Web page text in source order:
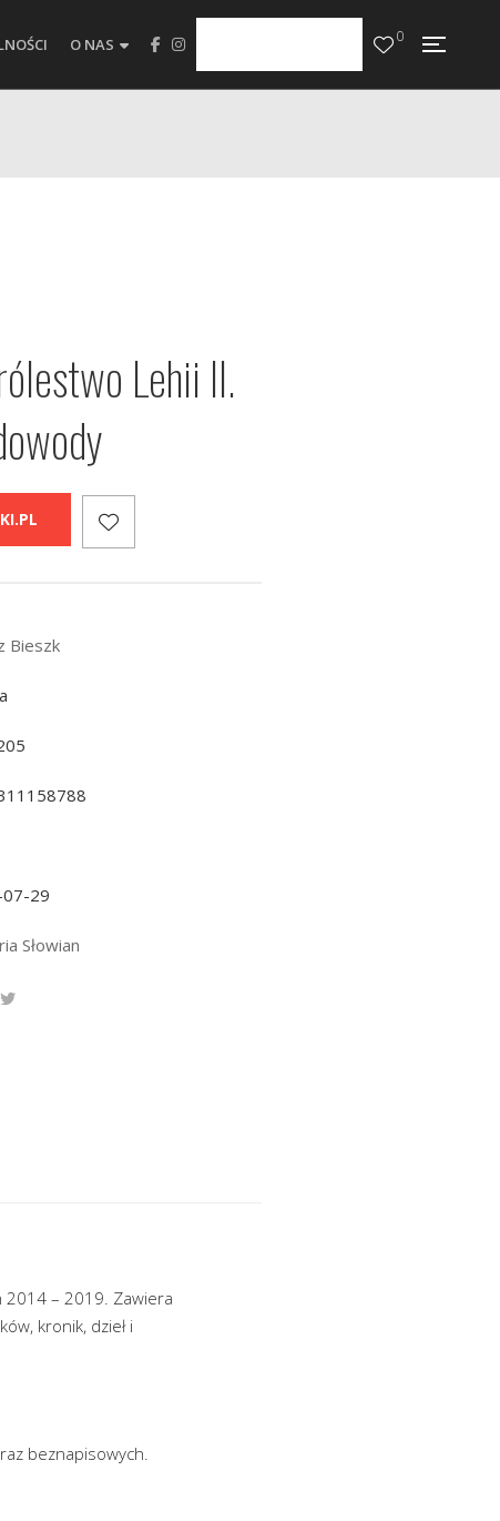
O NAS 0
Lehii II.
Bieszk
29
Słowian
2014 – 2019. Zawiera
kronik, dzieł i
beznapisowych.